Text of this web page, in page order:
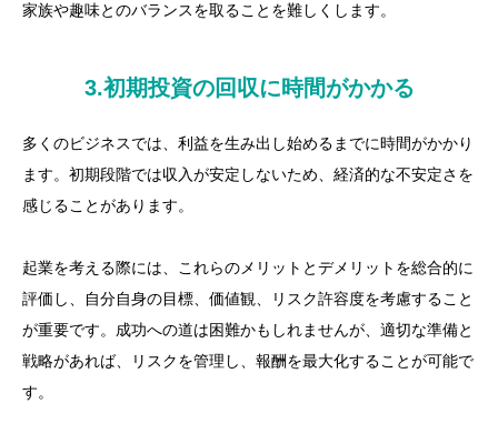
家族や趣味とのバランスを取ることを難しくします。
3.初期投資の回収に時間がかかる
多くのビジネスでは、利益を生み出し始めるまでに時間がかかり
ます。初期段階では収入が安定しないため、経済的な不安定さを
感じることがあります。
起業を考える際には、これらのメリットとデメリットを総合的に
評価し、自分自身の目標、価値観、リスク許容度を考慮すること
が重要です。成功への道は困難かもしれませんが、適切な準備と
戦略があれば、リスクを管理し、報酬を最大化することが可能で
す。